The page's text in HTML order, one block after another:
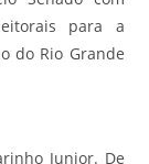
para a
do Rio Grande
Junior. De